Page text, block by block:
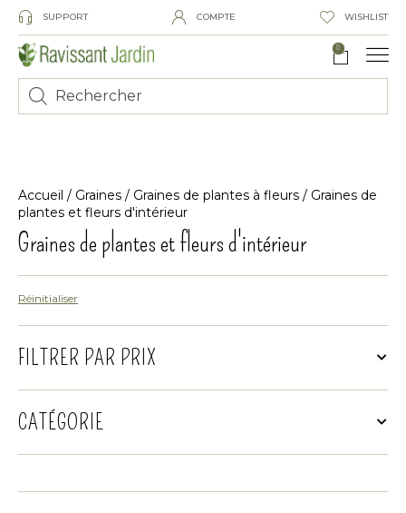
SUPPORT COMPTE WISHLIST
0
Accueil / Graines / Graines de plantes à fleurs / Graines de
plantes et fleurs d'intérieur
Graines de plantes et fleurs d'intérieur
Réinitialiser
FILTRER PAR PRIX
CATÉGORIE